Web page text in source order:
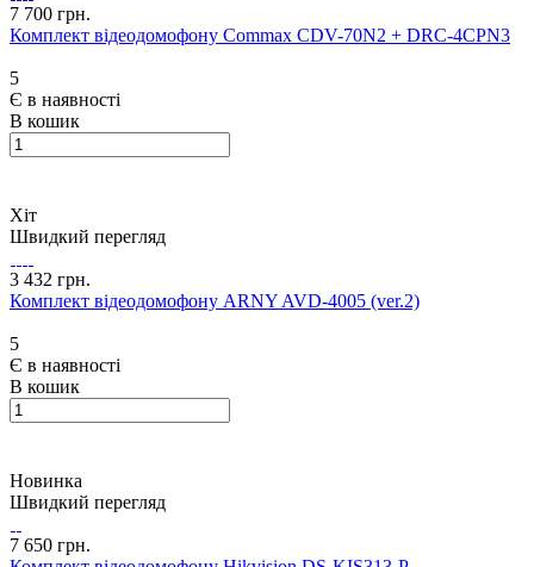
7 700 грн.
Комплект відеодомофону Commax CDV-70N2 + DRC-4CPN3
5
Є в наявності
В кошик
Хіт
Швидкий перегляд
3 432 грн.
Комплект відеодомофону ARNY AVD-4005 (ver.2)
5
Є в наявності
В кошик
Новинка
Швидкий перегляд
7 650 грн.